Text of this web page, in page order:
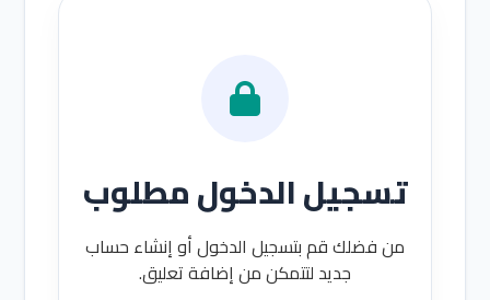
تسجيل الدخول مطلوب
من فضلك قم بتسجيل الدخول أو إنشاء حساب
جديد لتتمكن من إضافة تعليق.